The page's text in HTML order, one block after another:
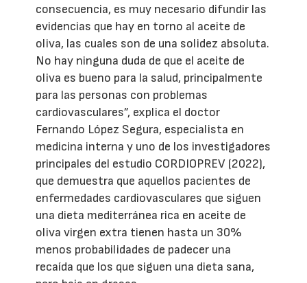
consecuencia, es muy necesario difundir las
evidencias que hay en torno al aceite de
oliva, las cuales son de una solidez absoluta.
No hay ninguna duda de que el aceite de
oliva es bueno para la salud, principalmente
para las personas con problemas
cardiovasculares”, explica el doctor
Fernando López Segura, especialista en
medicina interna y uno de los investigadores
principales del estudio CORDIOPREV (2022),
que demuestra que aquellos pacientes de
enfermedades cardiovasculares que siguen
una dieta mediterránea rica en aceite de
oliva virgen extra tienen hasta un 30%
menos probabilidades de padecer una
recaída que los que siguen una dieta sana,